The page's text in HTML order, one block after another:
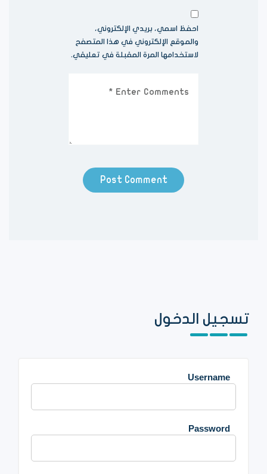
احفظ اسمي، بريدي الإلكتروني،
والموقع الإلكتروني في هذا المتصفح
لاستخدامها المرة المقبلة في تعليقي.
تسجيل الدخول
Username
Password